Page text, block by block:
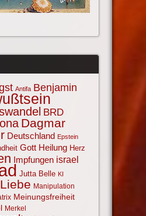
Antifa Benjamin
BRD
Dagmar
Deutschland Epstein
Gott Heilung Herz
Impfungen israel
Jutta Belle KI
Liebe Manipulation
Meinungsfreiheit
Merkel